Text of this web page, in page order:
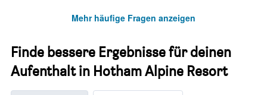
Mehr häufige Fragen anzeigen
Finde bessere Ergebnisse für deinen
Aufenthalt in Hotham Alpine Resort